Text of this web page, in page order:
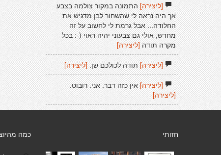
[ליצירה]התמונה במקור צולמה בצבע
אך היה נראה לי שהשחור לבן מדגיש את
החלודה... אבל גרמת לי לחשוב על זה
מחדש, אולי גם צבעוני יהיה ראוי (-: בכל
מקרה תודה [ליצירה]
[ליצירה]תודה לכולכם שן. [ליצירה]
[ליצירה]אין כזה דבר. אני. רובוט.
[ליצירה]
כמה חזותי